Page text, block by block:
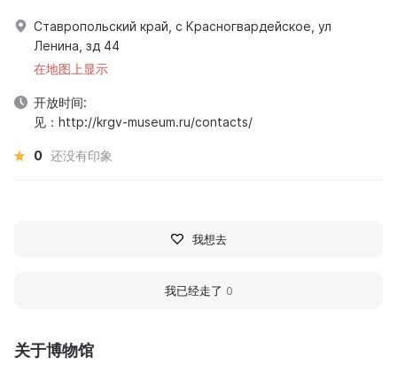
关于博物馆
Ставропольский край, с Красногвардейское, ул
Ленина, зд 44
在地图上显示
开放时间:
见：http://krgv-museum.ru/contacts/
0 还没有印象
我想去
我已经走了 0